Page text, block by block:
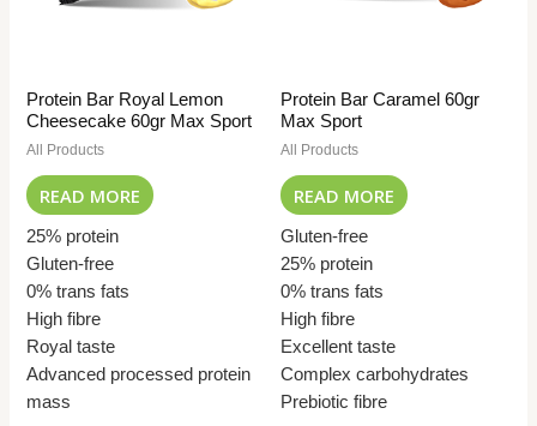
Protein Bar Royal Lemon
Cheesecake 60gr Max Sport
All Products
READ MORE
25% protein
Gluten-free
0% trans fats
High fibre
Royal taste
Advanced processed protein
mass
Protein Bar Caramel 60gr
Max Sport
All Products
READ MORE
Gluten-free
25% protein
0% trans fats
High fibre
Excellent taste
Complex carbohydrates
Prebiotic fibre